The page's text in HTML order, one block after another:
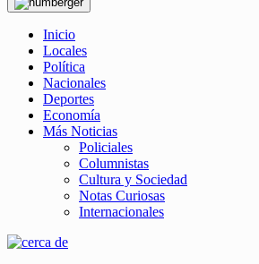
Inicio
Locales
Política
Nacionales
Deportes
Economía
Más Noticias
Policiales
Columnistas
Cultura y Sociedad
Notas Curiosas
Internacionales